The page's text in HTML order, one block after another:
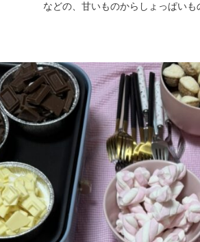
などの、甘いものからしょっぱい